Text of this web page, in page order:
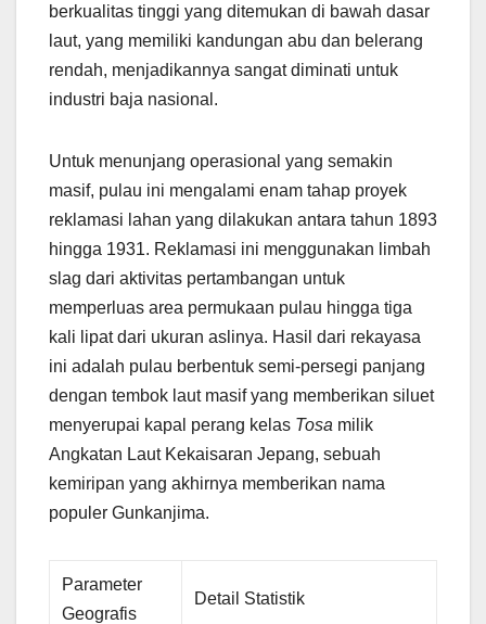
berkualitas tinggi yang ditemukan di bawah dasar
laut, yang memiliki kandungan abu dan belerang
rendah, menjadikannya sangat diminati untuk
industri baja nasional.
Untuk menunjang operasional yang semakin
masif, pulau ini mengalami enam tahap proyek
reklamasi lahan yang dilakukan antara tahun 1893
hingga 1931. Reklamasi ini menggunakan limbah
slag dari aktivitas pertambangan untuk
memperluas area permukaan pulau hingga tiga
kali lipat dari ukuran aslinya. Hasil dari rekayasa
ini adalah pulau berbentuk semi-persegi panjang
dengan tembok laut masif yang memberikan siluet
menyerupai kapal perang kelas Tosa milik
Angkatan Laut Kekaisaran Jepang, sebuah
kemiripan yang akhirnya memberikan nama
populer Gunkanjima.
Parameter
Geografis
Detail Statistik